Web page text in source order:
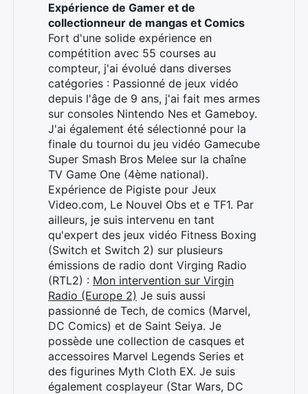
Expérience de Gamer et de
collectionneur de mangas et Comics
Fort d'une solide expérience en
compétition avec 55 courses au
compteur, j'ai évolué dans diverses
catégories : Passionné de jeux vidéo
depuis l'âge de 9 ans, j'ai fait mes armes
sur consoles Nintendo Nes et Gameboy.
J'ai également été sélectionné pour la
finale du tournoi du jeu vidéo Gamecube
Super Smash Bros Melee sur la chaîne
TV Game One (4ème national).
Expérience de Pigiste pour Jeux
Video.com, Le Nouvel Obs et e TF1. Par
ailleurs, je suis intervenu en tant
qu'expert des jeux vidéo Fitness Boxing
(Switch et Switch 2) sur plusieurs
émissions de radio dont Virging Radio
(RTL2) : Mon intervention sur Virgin
Radio (Europe 2) Je suis aussi
passionné de Tech, de comics (Marvel,
DC Comics) et de Saint Seiya. Je
possède une collection de casques et
accessoires Marvel Legends Series et
des figurines Myth Cloth EX. Je suis
également cosplayeur (Star Wars, DC